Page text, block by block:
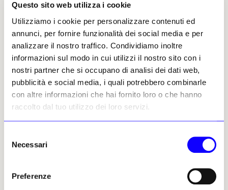
Questo sito web utilizza i cookie
Utilizziamo i cookie per personalizzare contenuti ed
annunci, per fornire funzionalità dei social media e per
analizzare il nostro traffico. Condividiamo inoltre
informazioni sul modo in cui utilizzi il nostro sito con i
nostri partner che si occupano di analisi dei dati web,
pubblicità e social media, i quali potrebbero combinarle
con altre informazioni che hai fornito loro o che hanno
raccolto dal tuo utilizzo dei loro servizi.
delNecessari
Preferenze
Mufoco, il Museo di Fotografia Contemporanea, il centro
cardinale di valorizzazione». Nel 2026 sarà
proclamata laprima Capitale italiana
dell’arte contemporanea, riconoscimento
«istituito per incoraggiare e sostenere la capacità
progettuale attuativa delle città italiane nel campo della
promozione e valorizzazione del contemporaneo».
L’iniziativa è stata ricordata assieme alle altre
promosse dal Ministero negli ultimi due anni:
la futura apertura di Palazzo Citterio a
Albergo dei Poveri a Napoli, che diverrà «
una
Sempre nel segno della continuità, ha